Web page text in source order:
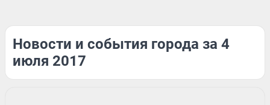
Новости и события города за 4
июля 2017